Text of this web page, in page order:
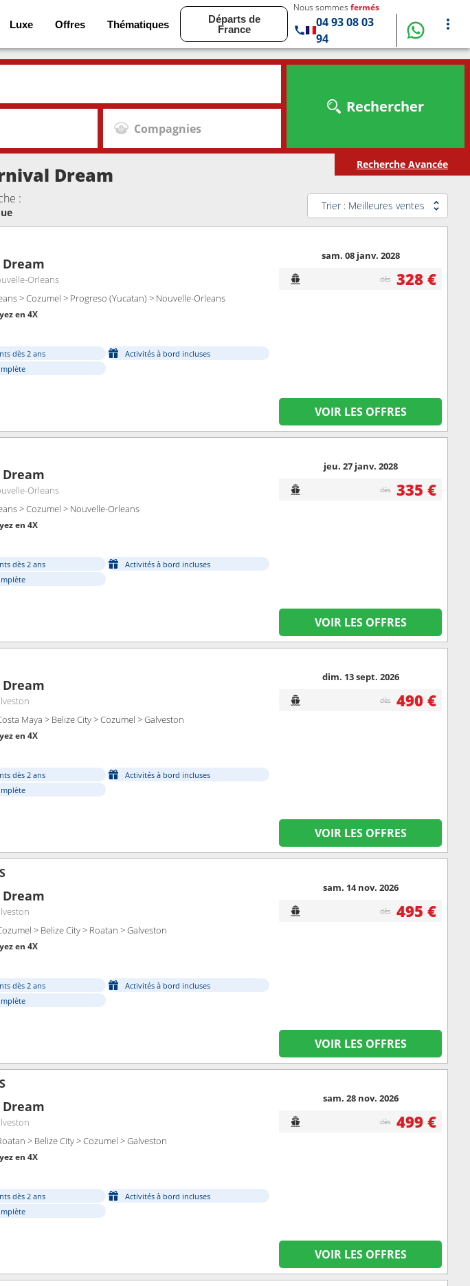
Luxe Offres Thématiques
Départs de
France
Nous sommes fermés
04 93 08 03
94
Compagnies
Rechercher
Recherche Avancée
Dream
: Trier : Meilleures ventes
Orleans
> Cozumel > Progreso (Yucatan) > Nouvelle-Orleans
en 4X
dès 2 ans
Activités à bord incluses
sam. 08 janv. 2028
dès 328 €
VOIR LES OFFRES
Orleans
> Cozumel > Nouvelle-Orleans
en 4X
dès 2 ans
Activités à bord incluses
jeu. 27 janv. 2028
dès 335 €
VOIR LES OFFRES
Maya > Belize City > Cozumel > Galveston
en 4X
dès 2 ans
Activités à bord incluses
dim. 13 sept. 2026
dès 490 €
VOIR LES OFFRES
> Belize City > Roatan > Galveston
en 4X
dès 2 ans
Activités à bord incluses
sam. 14 nov. 2026
dès 495 €
VOIR LES OFFRES
> Belize City > Cozumel > Galveston
en 4X
dès 2 ans
Activités à bord incluses
sam. 28 nov. 2026
dès 499 €
VOIR LES OFFRES